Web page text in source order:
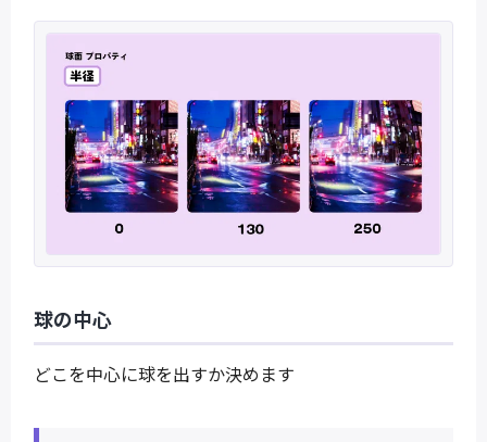
球の中心
どこを中心に球を出すか決めます